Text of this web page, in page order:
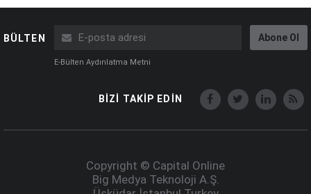
BÜLTEN Abone Ol
E-Bülten Aydınlatma Metni
BİZİ TAKİP EDİN
Copyright © Capital Online
Big Medya Teknoloji A.Ş.